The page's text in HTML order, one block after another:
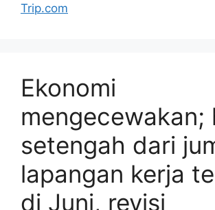
Trip.com
Ekonomi
mengecewakan;
setengah dari
lapangan kerja
di Juni, revisi